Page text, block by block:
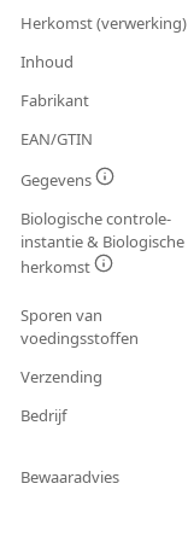
Herkomst (verwerking)
Inhoud
Fabrikant
EAN/GTIN
Gegevens
Biologische controle-
instantie & Biologische
herkomst
Sporen van
voedingsstoffen
Verzending
Bedrijf
Bewaaradvies